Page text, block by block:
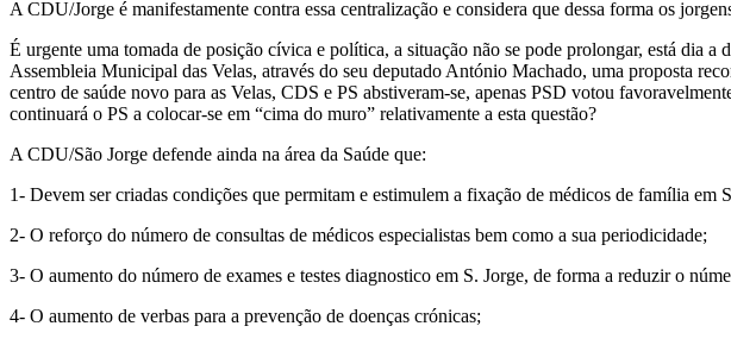
A CDU/Jorge é manifestamente contra essa centralização e considera que dessa forma os
É urgente uma tomada de posição cívica e política, a situação não se pode prolongar, está dia
Assembleia Municipal das Velas, através do seu deputado António Machado, uma proposta
centro de saúde novo para as Velas, CDS e PS abstiveram-se, apenas PSD votou
continuará o PS a colocar-se em “cima do muro” relativamente a esta questão?
A CDU/São Jorge defende ainda na área da Saúde que:
1- Devem ser criadas condições que permitam e estimulem a fixação de médicos de família em
2- O reforço do número de consultas de médicos especialistas bem como a sua periodicidade;
3- O aumento do número de exames e testes diagnostico em S. Jorge, de forma a reduzir o
4- O aumento de verbas para a prevenção de doenças crónicas;